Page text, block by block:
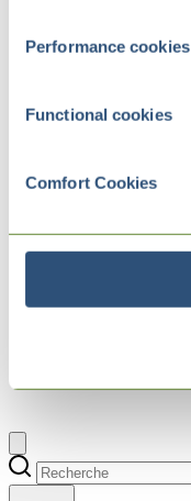
Performance cookies
Functional cookies
Comfort Cookies